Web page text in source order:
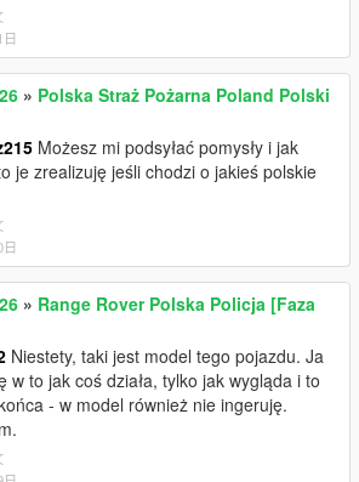
» Polska Straż Pożarna Poland Polski
Możesz mi podsyłać pomysły i jak
je zrealizuję jeśli chodzi o jakieś polskie
» Range Rover Polska Policja [Faza
Niestety, taki jest model tego pojazdu. Ja
w to jak coś działa, tylko jak wygląda i to
- w model również nie ingeruję.